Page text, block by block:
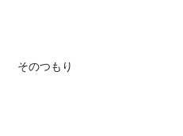
そのつもり